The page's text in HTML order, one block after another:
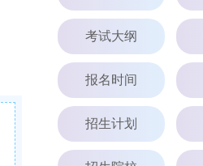
考试大纲
报名时间
招生计划